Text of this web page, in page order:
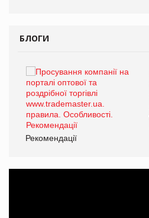
БЛОГИ
Рекомендації